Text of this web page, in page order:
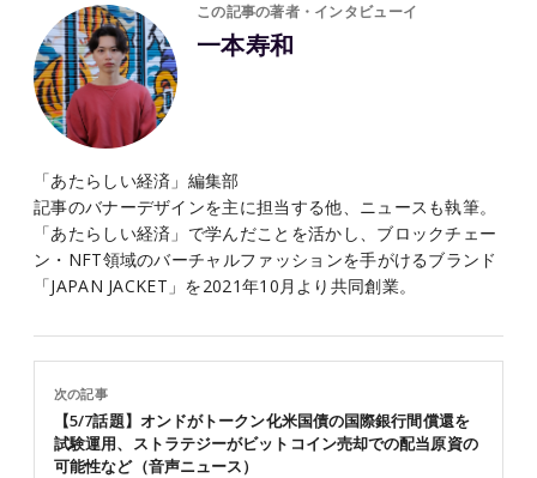
この記事の著者・インタビューイ
一本寿和
「あたらしい経済」編集部
記事のバナーデザインを主に担当する他、ニュースも執筆。
「あたらしい経済」で学んだことを活かし、ブロックチェー
ン・NFT領域のバーチャルファッションを手がけるブランド
「JAPAN JACKET」を2021年10月より共同創業。
次の記事
【5/7話題】オンドがトークン化米国債の国際銀行間償還を
試験運用、ストラテジーがビットコイン売却での配当原資の
可能性など（音声ニュース）